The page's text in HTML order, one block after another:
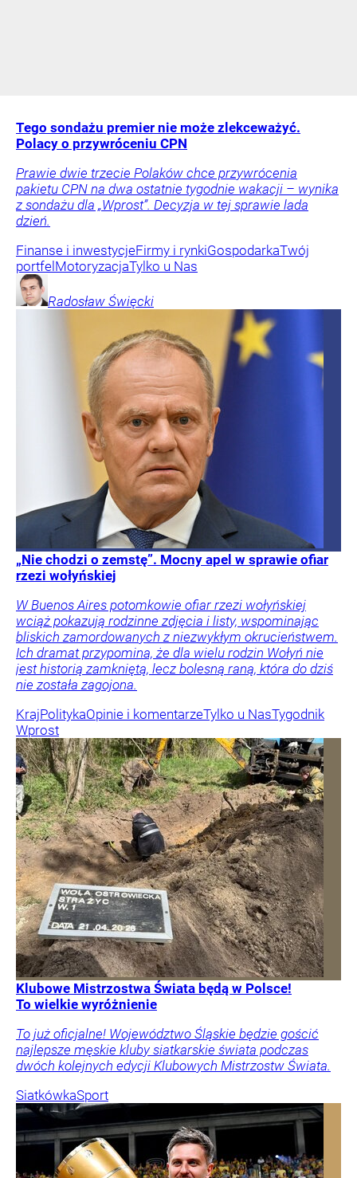
Tego sondażu premier nie może zlekceważyć.
Polacy o przywróceniu CPN
Prawie dwie trzecie Polaków chce przywrócenia
pakietu CPN na dwa ostatnie tygodnie wakacji – wynika
z sondażu dla „Wprost”. Decyzja w tej sprawie lada
dzień.
Finanse i inwestycjeFirmy i rynkiGospodarkaTwój
portfelMotoryzacjaTylko u Nas
Radosław Święcki
„Nie chodzi o zemstę”. Mocny apel w sprawie ofiar
rzezi wołyńskiej
W Buenos Aires potomkowie ofiar rzezi wołyńskiej
wciąż pokazują rodzinne zdjęcia i listy, wspominając
bliskich zamordowanych z niezwykłym okrucieństwem.
Ich dramat przypomina, że dla wielu rodzin Wołyń nie
jest historią zamkniętą, lecz bolesną raną, która do dziś
nie została zagojona.
KrajPolitykaOpinie i komentarzeTylko u NasTygodnik
Wprost
Klubowe Mistrzostwa Świata będą w Polsce!
To wielkie wyróżnienie
To już oficjalne! Województwo Śląskie będzie gościć
najlepsze męskie kluby siatkarskie świata podczas
dwóch kolejnych edycji Klubowych Mistrzostw Świata.
SiatkówkaSport